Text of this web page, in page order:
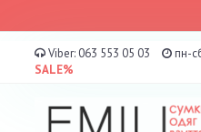
Viber: 063 553 05 03 пн-
SALE%